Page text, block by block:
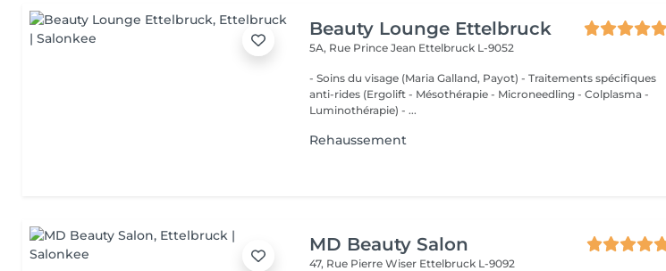
Beauty Lounge Ettelbruck
5A, Rue Prince Jean Ettelbruck L-9052
- Soins du visage (Maria Galland, Payot) - Traitements spécifiques
anti-rides (Ergolift - Mésothérapie - Microneedling - Colplasma -
Luminothérapie) - ...
Rehaussement
MD Beauty Salon
47, Rue Pierre Wiser Ettelbruck L-9092